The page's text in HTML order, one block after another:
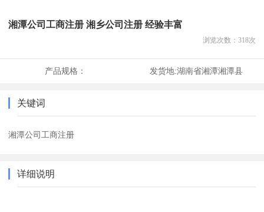
湘潭公司工商注册 湘乡公司注册 经验丰富
浏览次数： 318次
产品规格： 发货地:湖南省湘潭湘潭县
关键词
湘潭公司工商注册
详细说明